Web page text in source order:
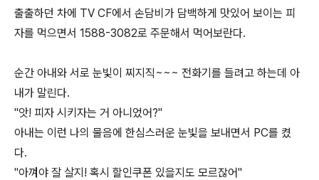
출출하던 차에 TV CF에서 손담비가 담백하게 맛있어 보이는 피
자를 먹으면서 1588-3082로 주문해서 먹어보란다.
순간 아내와 서로 눈빛이 찌지직~~~ 전화기를 들려고 하는데 아
내가 말린다.
"앗! 피자 시키자는 거 아니었어?"
아내는 이런 나의 물음에 한심스러운 눈빛을 보내면서 PC를 켰
다.
"아껴야 잘 살지! 혹시 할인쿠폰 있을지도 모르잖어"